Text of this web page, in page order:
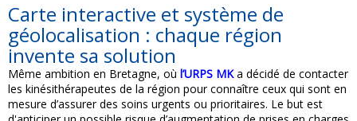
Carte interactive et système de
géolocalisation : chaque région
invente sa solution
Même ambition en Bretagne, où l’URPS MKa décidé de contacter
les kinésithérapeutes de la région pour connaître ceux qui sont en
mesure d’assurer des soins urgents ou prioritaires. Le but est